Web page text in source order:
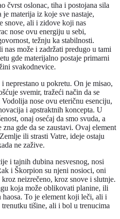
čvrst oslonac, tiha i postojana sila
materija iz koje sve nastaje,
snove, ali i zidove koji nas
nose ovu energiju u sebi,
težnju ka stabilnosti.
nas može i zadržati predugo u tami
gde materijalno postaje primarni
svakodnevice.
neprestano u pokretu. On je misao,
svemir, tražeći način da se
nose ovu eteričnu esenciju,
i apstraktnih koncepta. U
onaj osećaj da smo svuda, a
gde da se zaustavi. Ovaj element
ili strasti Vatre, ideje ostaju
ne zažive.
i tajnih dubina nesvesnog, nosi
i Škorpion su njeni nosioci, oni
neizrečeno, kroz snove i slutnje.
koja može oblikovati planine, ili
To je element koji leči, ali i
tišine, ali i bol u trenucima